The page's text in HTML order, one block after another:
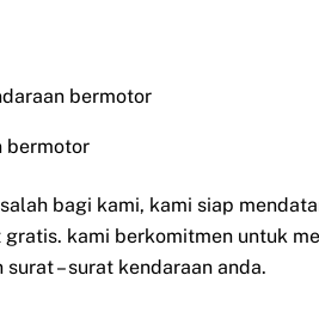
bermotor
bermotor
bagi kami, kami siap
kami berkomitmen untuk
– surat kendaraan anda.